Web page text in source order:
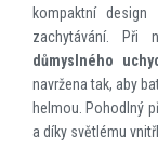
kompaktní
zachytávání. Při
důmyslného
navržena tak, aby
helmou. Pohodlný
a díky světlému